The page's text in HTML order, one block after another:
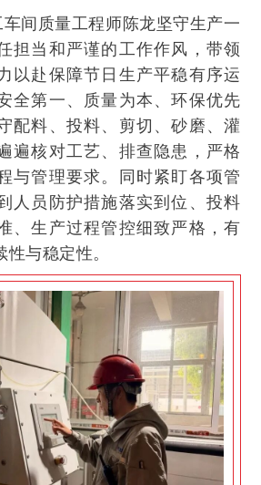
车间质量工程师陈龙坚守生产一
担当和严谨的工作作风，带领
以赴保障节日生产平稳有序运
全第一、质量为本、环保优先
配料、投料、剪切、砂磨、灌
遍核对工艺、排查隐患，严格
与管理要求。同时紧盯各项管
人员防护措施落实到位、投料
、生产过程管控细致严格，有
与稳定性。